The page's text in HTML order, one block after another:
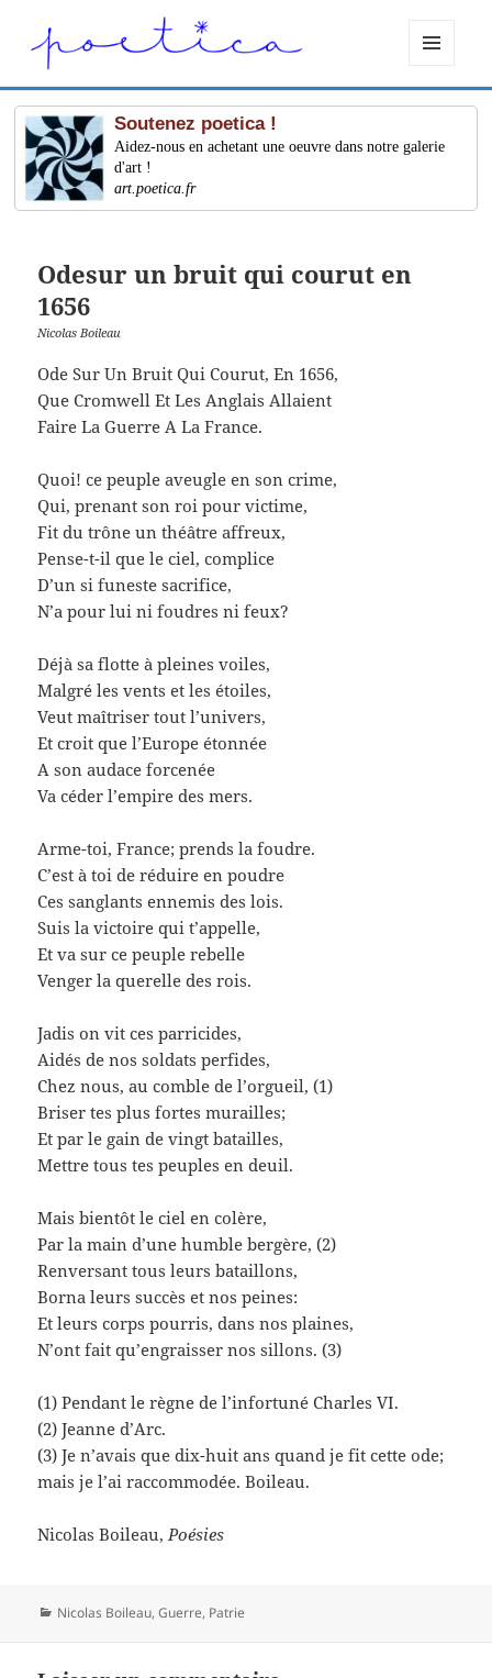
ET
WIDGETS
Soutenez poetica !
Aidez-nous en achetant une oeuvre dans notre galerie
d'art !
art.poetica.fr
Odesur un bruit qui courut en
1656
Nicolas Boileau
Ode Sur Un Bruit Qui Courut, En 1656,
Que Cromwell Et Les Anglais Allaient
Faire La Guerre A La France.
Quoi! ce peuple aveugle en son crime,
Qui, prenant son roi pour victime,
Fit du trône un théâtre affreux,
Pense-t-il que le ciel, complice
D’un si funeste sacrifice,
N’a pour lui ni foudres ni feux?
Déjà sa flotte à pleines voiles,
Malgré les vents et les étoiles,
Veut maîtriser tout l’univers,
Et croit que l’Europe étonnée
A son audace forcenée
Va céder l’empire des mers.
Arme-toi, France; prends la foudre.
C’est à toi de réduire en poudre
Ces sanglants ennemis des lois.
Suis la victoire qui t’appelle,
Et va sur ce peuple rebelle
Venger la querelle des rois.
Jadis on vit ces parricides,
Aidés de nos soldats perfides,
Chez nous, au comble de l’orgueil, (1)
Briser tes plus fortes murailles;
Et par le gain de vingt batailles,
Mettre tous tes peuples en deuil.
Mais bientôt le ciel en colère,
Par la main d’une humble bergère, (2)
Renversant tous leurs bataillons,
Borna leurs succès et nos peines:
Et leurs corps pourris, dans nos plaines,
N’ont fait qu’engraisser nos sillons. (3)
(1) Pendant le règne de l’infortuné Charles VI.
(2) Jeanne d’Arc.
(3) Je n’avais que dix-huit ans quand je fit cette ode;
mais je l’ai raccommodée. Boileau.
Nicolas Boileau, Poésies
Catégories
Nicolas Boileau,Guerre, Patrie